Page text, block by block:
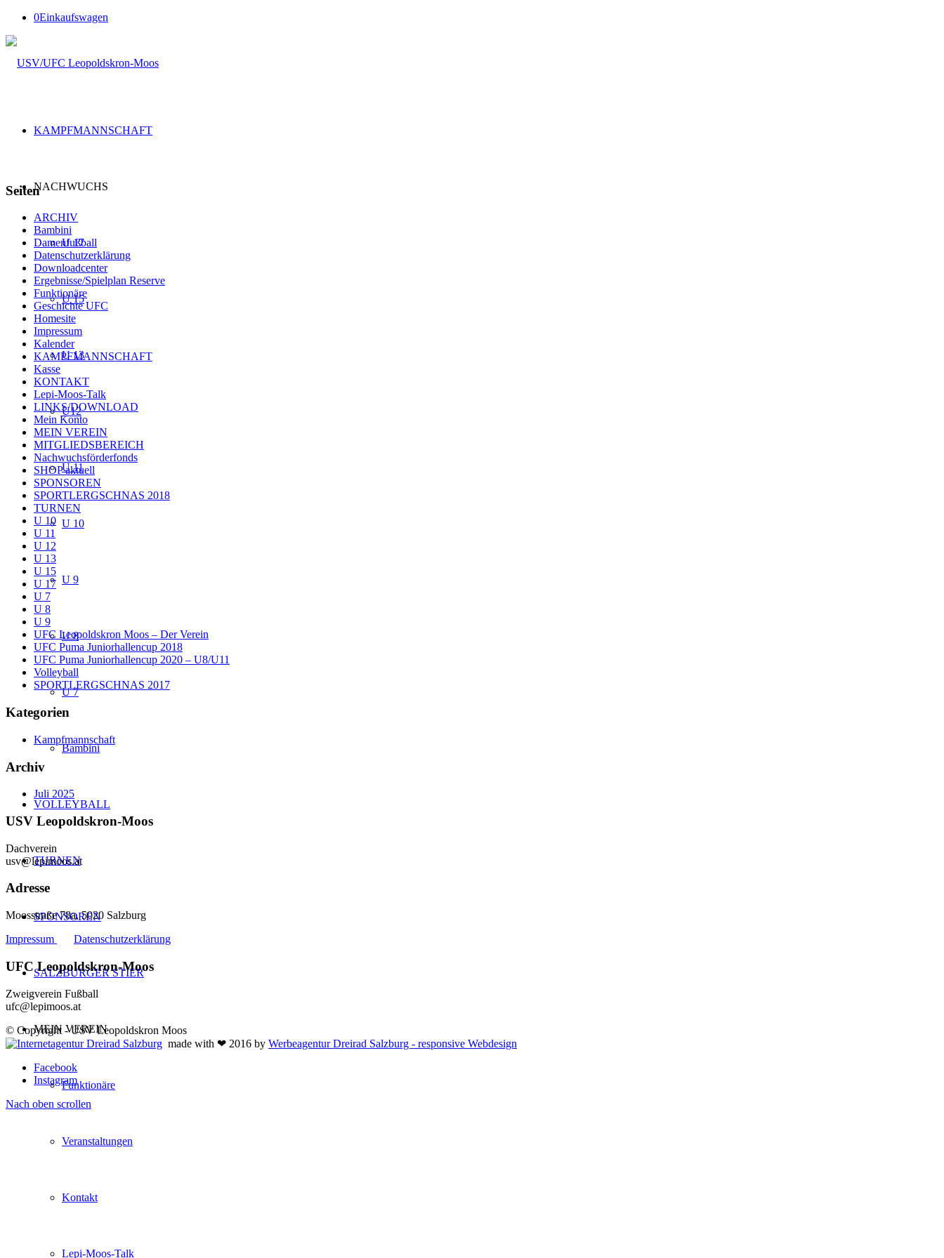
0Einkaufswagen
KAMPFMANNSCHAFT
NACHWUCHS
U 17
U 15
U 13
U12
U 11
U 10
U 9
U 8
U 7
Bambini
VOLLEYBALL
TURNEN
SPONSOREN
SALZBURGER STIER
MEIN VEREIN
Funktionäre
Veranstaltungen
Kontakt
Lepi-Moos-Talk
Seiten
ARCHIV
Bambini
Damenfußball
Datenschutzerklärung
Downloadcenter
Ergebnisse/Spielplan Reserve
Funktionäre
Geschichte UFC
Homesite
Impressum
Kalender
KAMPFMANNSCHAFT
Kasse
KONTAKT
Lepi-Moos-Talk
LINKS/DOWNLOAD
Mein Konto
MEIN VEREIN
MITGLIEDSBEREICH
Nachwuchsförderfonds
SHOP aktuell
SPONSOREN
SPORTLERGSCHNAS 2018
TURNEN
U 10
U 11
U 12
U 13
U 15
U 17
U 7
U 8
U 9
UFC Leopoldskron Moos – Der Verein
UFC Puma Juniorhallencup 2018
UFC Puma Juniorhallencup 2020 – U8/U11
Volleyball
SPORTLERGSCHNAS 2017
Kategorien
Kampfmannschaft
Archiv
Juli 2025
USV Leopoldskron-Moos
Dachverein
usv@lepimoos.at
Adresse
Moosstraße 78a, 5020 Salzburg
Impressum
Datenschutzerklärung
UFC Leopoldskron-Moos
Zweigverein Fußball
ufc@lepimoos.at
© Copyright - USV Leopoldskron Moos
made with ❤ 2016 by Werbeagentur Dreirad Salzburg - responsive Webdesign
Facebook
Instagram
Nach oben scrollen